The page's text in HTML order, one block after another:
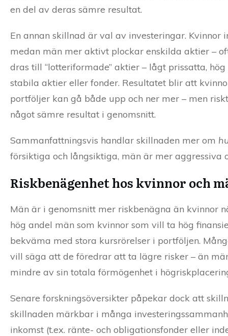
en del av deras sämre resultat.
En annan skillnad är val av investeringar.
medan män mer aktivt plockar enskilda aktier –
dras till “lotteriformade” aktier – lågt prissatta,
stabila aktier eller fonder. Resultatet blir att
portföljer kan gå både upp och ner mer – men
något sämre resultat i genomsnitt.
Sammanfattningsvis handlar skillnaden mer om
försiktiga och långsiktiga, män är mer aggressiva
Riskbenägenhet hos kvinnor och
Män är i genomsnitt mer riskbenägna än kvinnor
hög andel män som kvinnor som vill ta hög
bekväma med stora kursrörelser i portföljen.
vill säga att de föredrar att ta lägre risker – än
mindre av sin totala förmögenhet i
Senare forskningsöversikter påpekar dock att
skillnaden märkbar i många
inkomst (t.ex. ränte- och obligationsfonder eller